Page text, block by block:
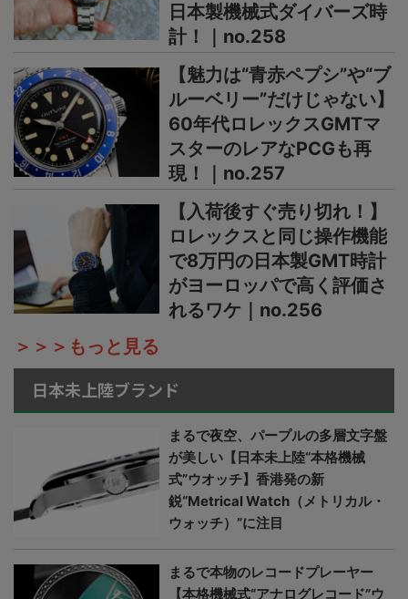
日本製機械式ダイバーズ時
計！｜no.258
【魅力は“青赤ペプシ”や“ブ
ルーベリー”だけじゃない】
60年代ロレックスGMTマ
スターのレアなPCGも再
現！｜no.257
【入荷後すぐ売り切れ！】
ロレックスと同じ操作機能
で8万円の日本製GMT時計
がヨーロッパで高く評価さ
れるワケ｜no.256
＞＞＞もっと見る
日本未上陸ブランド
まるで夜空、パープルの多層文字盤
が美しい【日本未上陸“本格機械
式”ウオッチ】香港発の新
鋭“Metrical Watch（メトリカル・
ウォッチ）”に注目
まるで本物のレコードプレーヤー
【本格機械式“アナログレコード”ウ